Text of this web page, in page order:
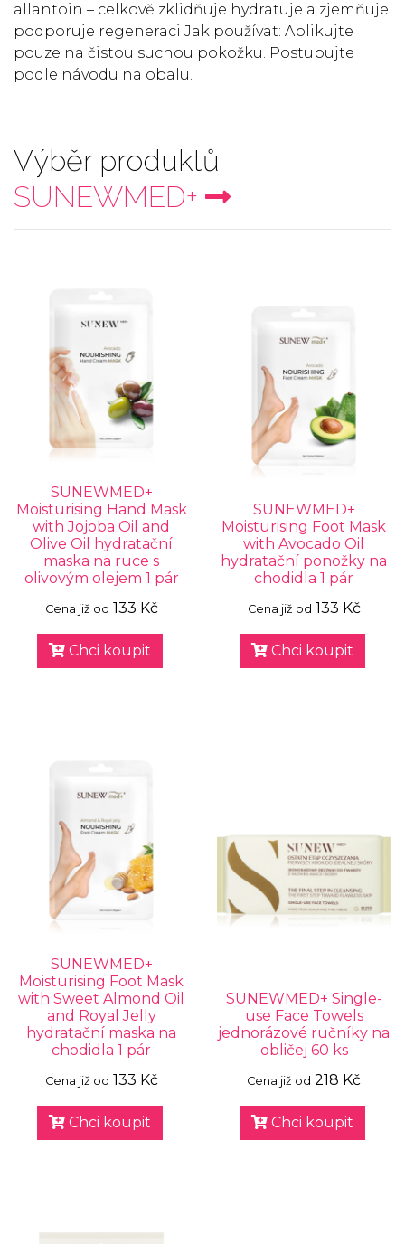
allantoin – celkově zklidňuje hydratuje a zjemňuje
podporuje regeneraci Jak používat: Aplikujte
pouze na čistou suchou pokožku. Postupujte
podle návodu na obalu.
Výběr produktů
SUNEWMED+
SUNEWMED+
Moisturising Hand Mask
with Jojoba Oil and
Olive Oil hydratační
maska na ruce s
olivovým olejem 1 pár
Cena již od 133 Kč
Chci koupit
SUNEWMED+
Moisturising Foot Mask
with Avocado Oil
hydratační ponožky na
chodidla 1 pár
Cena již od 133 Kč
Chci koupit
SUNEWMED+
Moisturising Foot Mask
with Sweet Almond Oil
and Royal Jelly
hydratační maska na
chodidla 1 pár
Cena již od 133 Kč
Chci koupit
SUNEWMED+ Single-
use Face Towels
jednorázové ručníky na
obličej 60 ks
Cena již od 218 Kč
Chci koupit